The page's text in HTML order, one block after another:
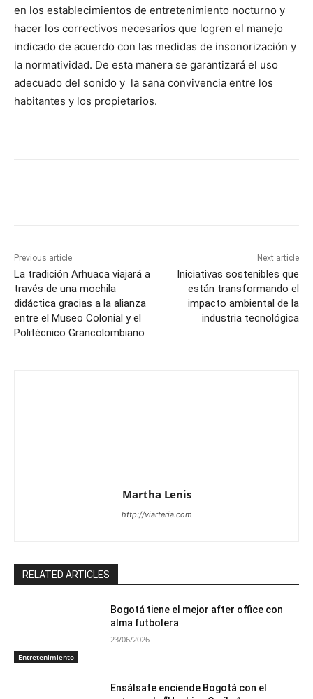
en los establecimientos de entretenimiento nocturno y
hacer los correctivos necesarios que logren el manejo
indicado de acuerdo con las medidas de insonorización y
la normatividad. De esta manera se garantizará el uso
adecuado del sonido y la sana convivencia entre los
habitantes y los propietarios.
Previous article
La tradición Arhuaca viajará a
través de una mochila
didáctica gracias a la alianza
entre el Museo Colonial y el
Politécnico Grancolombiano
Next article
Iniciativas sostenibles que
están transformando el
impacto ambiental de la
industria tecnológica
Martha Lenis
http://viarteria.com
RELATED ARTICLES
Entretenimiento
Bogotá tiene el mejor after office con
alma futbolera
23/06/2026
Ensálsate enciende Bogotá con el